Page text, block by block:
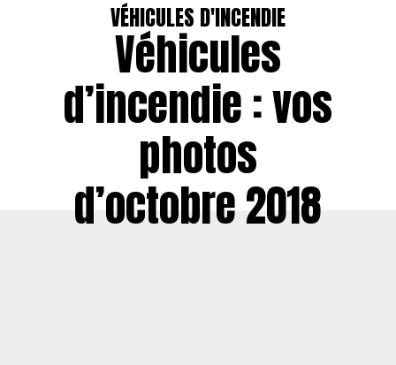
VÉHICULES D'INCENDIE
Véhicules
d’incendie : vos
photos
d’octobre 2018